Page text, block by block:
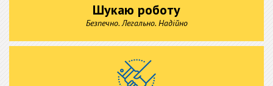
Шукаю роботу
Безпечно. Легально. Надійно